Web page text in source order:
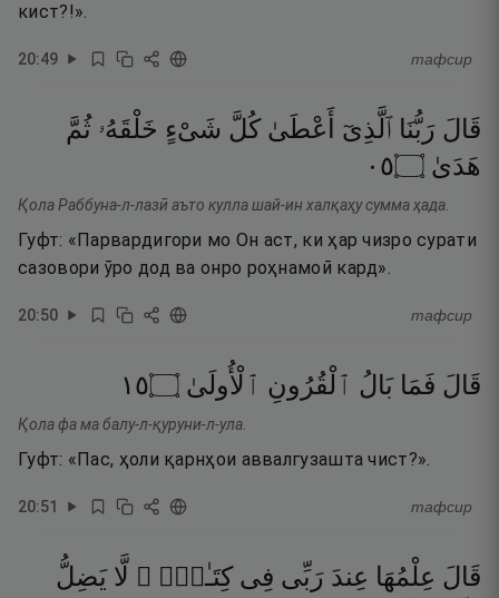
кист?!».
20:49 тафсир
قَالَ رَبُّنَا ٱلَّذِىٓ أَعْطَىٰ كُلَّ شَىْءٍ خَلْقَهُۥ ثُمَّ
هَدَىٰ ۝٥٠
Қола Раббуна-л-лазӣ аъто кулла шай-ин халқаҳу сумма ҳада.
Гуфт: «Парвардигори мо Он аст, ки ҳар чизро сурати
сазовори ӯро дод ва онро роҳнамоӣ кард».
20:50 тафсир
قَالَ فَمَا بَالُ ٱلْقُرُونِ ٱلْأُولَىٰ ۝٥١
Қола фа ма балу-л-қуруни-л-ула.
Гуфт: «Пас, ҳоли қарнҳои аввалгузашта чист?».
20:51 тафсир
قَالَ عِلْمُهَا عِندَ رَبِّى فِى كِتَـٰبٍۢ ۖ لَّا يَضِلُّ